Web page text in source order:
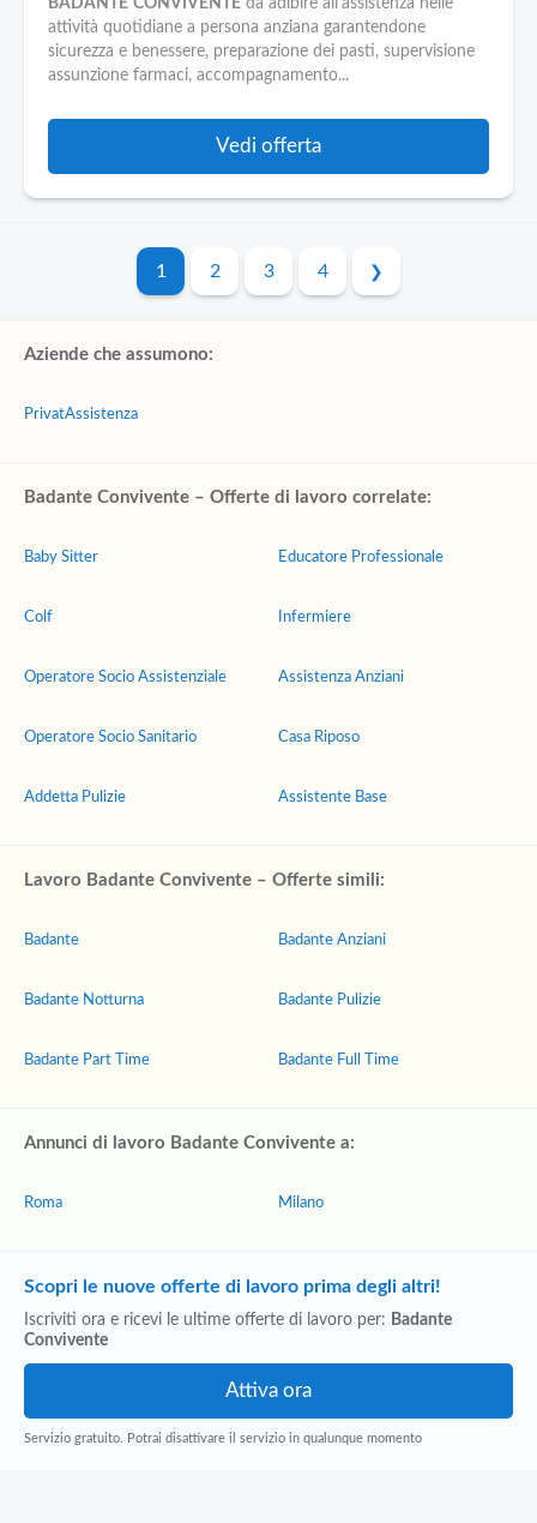
BADANTE CONVIVENTE da adibire all'assistenza nelle
attività quotidiane a persona anziana garantendone
sicurezza e benessere, preparazione dei pasti, supervisione
assunzione farmaci, accompagnamento...
Vedi offerta
1 2 3 4
Aziende che assumono:
PrivatAssistenza
Badante Convivente – Offerte di lavoro correlate:
Baby Sitter
Colf
Operatore Socio Assistenziale
Operatore Socio Sanitario
Addetta Pulizie
Educatore Professionale
Infermiere
Assistenza Anziani
Casa Riposo
Assistente Base
Lavoro Badante Convivente – Offerte simili:
Badante
Badante Notturna
Badante Part Time
Badante Anziani
Badante Pulizie
Badante Full Time
Annunci di lavoro Badante Convivente a:
Roma Milano
Scopri le nuove offerte di lavoro prima degli altri!
Iscriviti ora e ricevi le ultime offerte di lavoro per: Badante
Convivente
Servizio gratuito. Potrai disattivare il servizio in qualunque momento